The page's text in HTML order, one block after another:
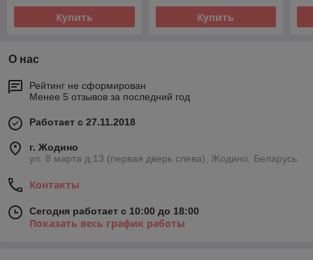
Купить Купить
О нас
Рейтинг не сформирован
Менее 5 отзывов за последний год
Работает с 27.11.2018
г. Жодино
ул. 8 марта д.13 (первая дверь слева), Жодино, Беларусь
Контакты
Сегодня работает с 10:00 до 18:00
Показать весь график работы